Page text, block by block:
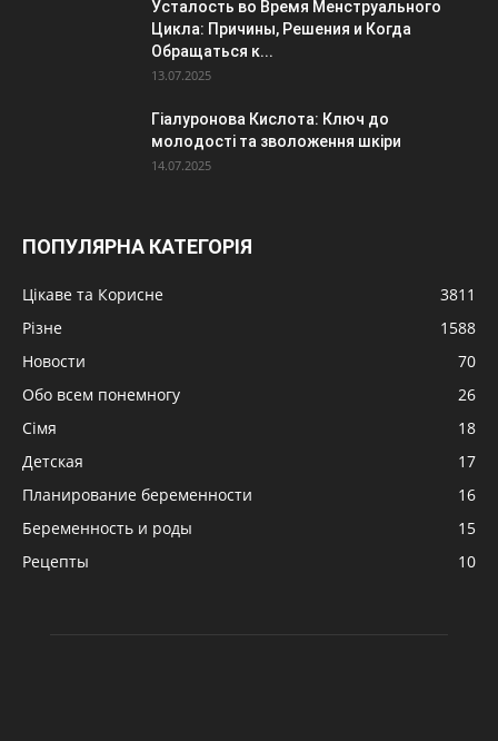
Усталость во Время Менструального
Цикла: Причины, Решения и Когда
Обращаться к...
13.07.2025
Гіалуронова Кислота: Ключ до
молодості та зволоження шкіри
14.07.2025
ПОПУЛЯРНА КАТЕГОРІЯ
Цікаве та Корисне
3811
Різне
1588
Новости
70
Обо всем понемногу
26
Сімя
18
Детская
17
Планирование беременности
16
Беременность и роды
15
Рецепты
10